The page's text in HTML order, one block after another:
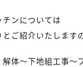
チンについては
とご紹介いたしま
解体～下地組工事～